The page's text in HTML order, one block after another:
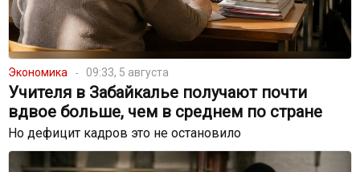
Экономика 09:33, 5 августа
Учителя в Забайкалье получают почти
вдвое больше, чем в среднем по стране
Но дефицит кадров это не остановило